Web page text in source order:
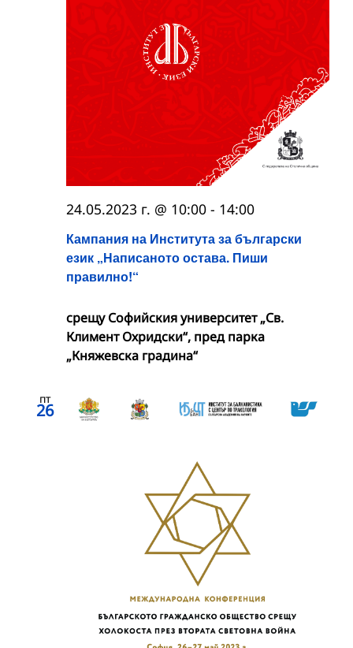
Кампания на Института за български
език „Написаното остава. Пиши
правилно!“
24.05.2023 г. @ 10:00 - 14:00
срещу Софийския университет „Св.
Климент Охридски“, пред парка
„Княжевска градина“
пт
26